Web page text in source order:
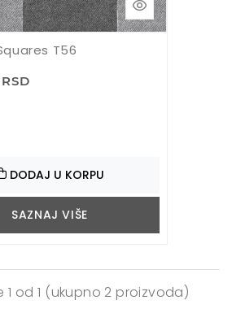
T56
DODAJ U KORPU
SAZNAJ VIŠE
1 od 1 (ukupno 2 proizvoda)